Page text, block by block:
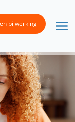
bijwerking